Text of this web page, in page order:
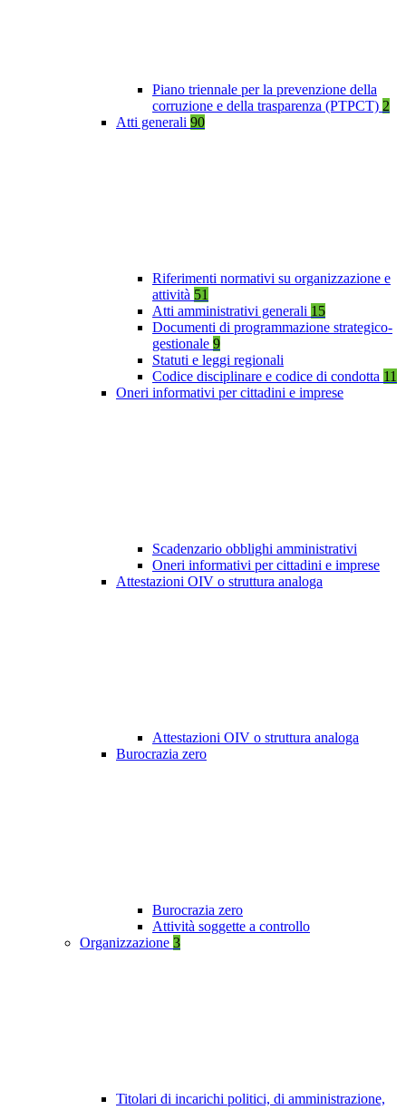
Piano triennale per la prevenzione della
corruzione e della trasparenza (PTPCT) 2
Atti generali 90
Riferimenti normativi su organizzazione e
attività 51
Atti amministrativi generali 15
Documenti di programmazione strategico-
gestionale 9
Statuti e leggi regionali
Codice disciplinare e codice di condotta 11
Oneri informativi per cittadini e imprese
Scadenzario obblighi amministrativi
Oneri informativi per cittadini e imprese
Attestazioni OIV o struttura analoga
Attestazioni OIV o struttura analoga
Burocrazia zero
Burocrazia zero
Attività soggette a controllo
Organizzazione 3
Titolari di incarichi politici, di amministrazione,